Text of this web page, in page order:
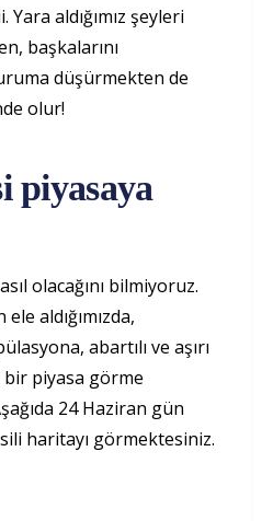
aldığımız şeyleri
başkalarını
düşürmekten de
olur!
piyasaya
olacağını bilmiyoruz.
aldığımızda,
abartılı ve aşırı
bir piyasa görme
24 Haziran gün
haritayı görmektesiniz.